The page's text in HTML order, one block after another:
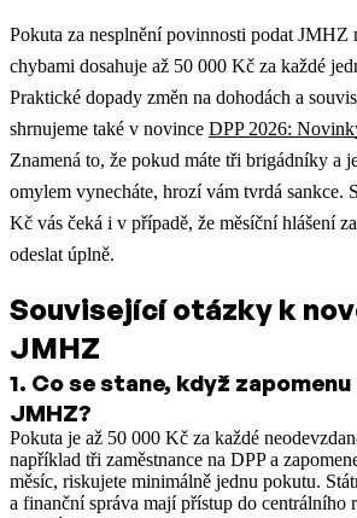
Pokuta za nesplnění povinnosti podat JMHZ
chybami dosahuje až 50 000 Kč za každé
Praktické dopady změn na dohodách a
shrnujeme také v novince DPP 2026:
Znamená to, že pokud máte tři brigádníky a
omylem vynecháte, hrozí vám tvrdá sankce.
Kč vás čeká i v případě, že měsíční hlášení
odeslat úplně.
Související otázky k
JMHZ
1. Co se stane, když
JMHZ?
Pokuta je až 50 000 Kč za každé
například tři zaměstnance na DPP a
měsíc, riskujete minimálně jednu pokutu.
a finanční správa mají přístup do centrálního